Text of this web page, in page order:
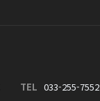
TEL 033-255-7552